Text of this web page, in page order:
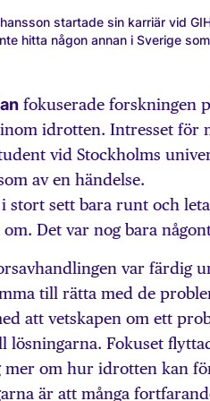
startade sin karriär vid
hitta någon annan i Sverige
fokuserade forskningen
idrotten. Intresset för
vid Stockholms
av en händelse.
i stort sett bara runt och
Det var nog bara
var färdig
till rätta med de
att vetskapen om ett
lösningarna. Fokuset
om hur idrotten kan
är att många